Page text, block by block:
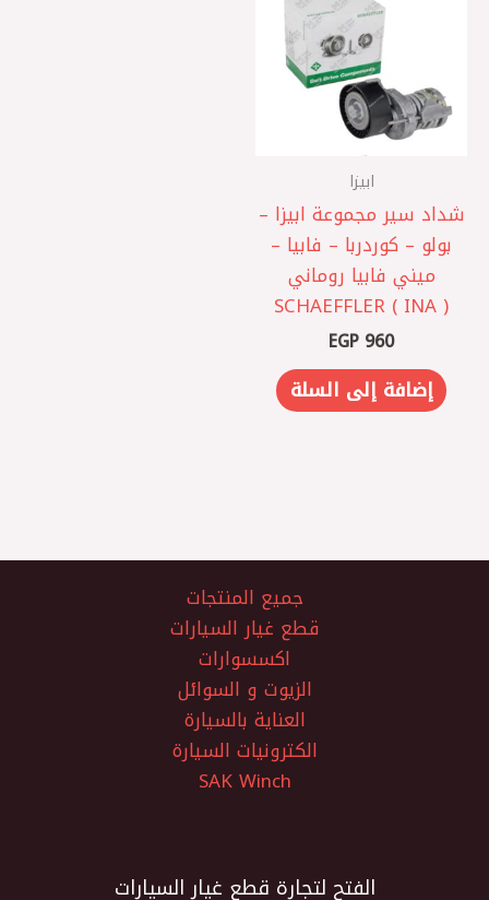
ابيزا
شداد سير مجموعة ابيزا –
بولو – كوردربا – فابيا –
ميني فابيا روماني
SCHAEFFLER ( INA )
EGP 960
إضافة إلى السلة
جميع المنتجات
قطع غيار السيارات
اكسسوارات
الزيوت و السوائل
العناية بالسيارة
الكترونيات السيارة
SAK Winch
الفتح لتجارة قطع غيار السيارات